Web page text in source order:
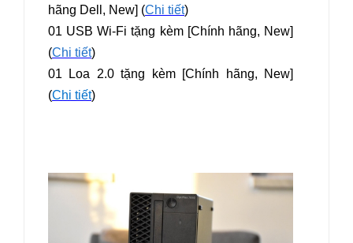
hãng Dell, New] (Chi tiết)
01 USB Wi-Fi tặng kèm [Chính hãng, New]
(Chi tiết)
01 Loa 2.0 tặng kèm [Chính hãng, New]
(Chi tiết)